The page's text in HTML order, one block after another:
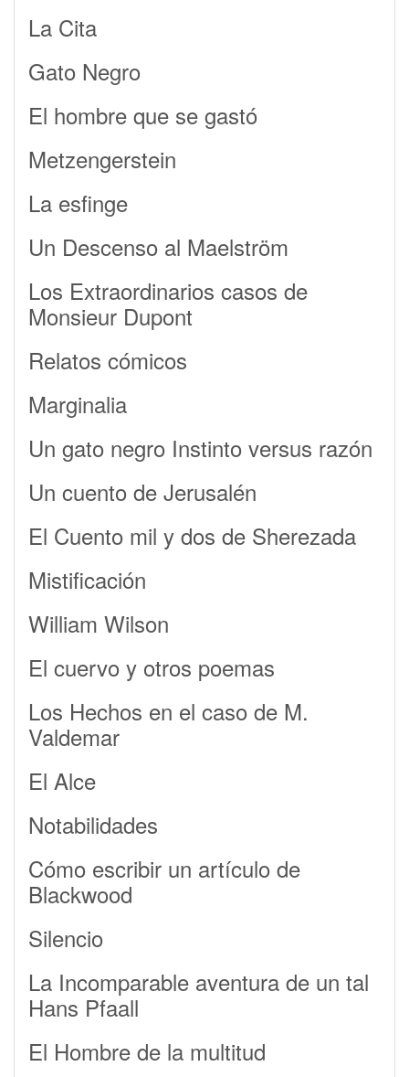
La Cita
Gato Negro
El hombre que se gastó
Metzengerstein
La esfinge
Un Descenso al Maelström
Los Extraordinarios casos de
Monsieur Dupont
Relatos cómicos
Marginalia
Un gato negro Instinto versus razón
Un cuento de Jerusalén
El Cuento mil y dos de Sherezada
Mistificación
William Wilson
El cuervo y otros poemas
Los Hechos en el caso de M.
Valdemar
El Alce
Notabilidades
Cómo escribir un artículo de
Blackwood
Silencio
La Incomparable aventura de un tal
Hans Pfaall
El Hombre de la multitud